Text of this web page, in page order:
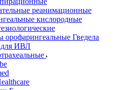
реанимационные
кислородные
орофарингеальные Гведела
для ИВЛ